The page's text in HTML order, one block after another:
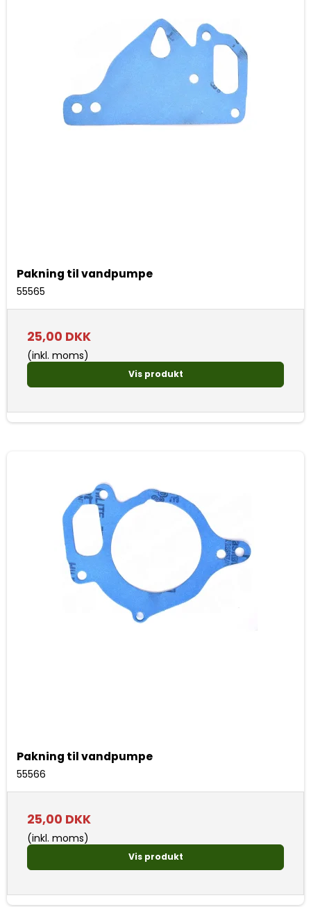
Pakning til vandpumpe
55565
25,00 DKK
(inkl. moms)
Vis produkt
Pakning til vandpumpe
55566
25,00 DKK
(inkl. moms)
Vis produkt